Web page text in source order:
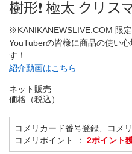
樹形❗ 極太 クリス
※KANIKANEWSLIVE.COM 限
YouTuberの皆様に商品の使い
す！
紹介動画はこちら
ネット販売
価格（税込）
コメリカード番号登録、コメ
コメリポイント ： 2ポイント